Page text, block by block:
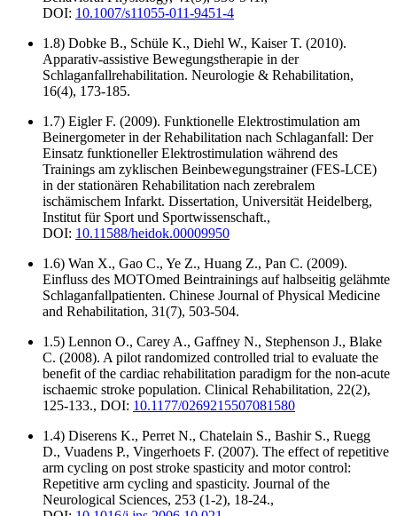
DOI: 10.1007/s11055-011-9451-4
1.8) Dobke B., Schüle K., Diehl W., Kaiser T. (2010).
Apparativ-assistive Bewegungstherapie in der
Schlaganfallrehabilitation. Neurologie & Rehabilitation,
16(4), 173-185.
1.7) Eigler F. (2009). Funktionelle Elektrostimulation am
Beinergometer in der Rehabilitation nach Schlaganfall: Der
Einsatz funktioneller Elektrostimulation während des
Trainings am zyklischen Beinbewegungstrainer (FES-LCE)
in der stationären Rehabilitation nach zerebralem
ischämischem Infarkt. Dissertation, Universität Heidelberg,
Institut für Sport und Sportwissenschaft.,
DOI: 10.11588/heidok.00009950
1.6) Wan X., Gao C., Ye Z., Huang Z., Pan C. (2009).
Einfluss des MOTOmed Beintrainings auf halbseitig gelähmte
Schlaganfallpatienten. Chinese Journal of Physical Medicine
and Rehabilitation, 31(7), 503-504.
1.5) Lennon O., Carey A., Gaffney N., Stephenson J., Blake
C. (2008). A pilot randomized controlled trial to evaluate the
benefit of the cardiac rehabilitation paradigm for the non-acute
ischaemic stroke population. Clinical Rehabilitation, 22(2),
125-133., DOI: 10.1177/0269215507081580
1.4) Diserens K., Perret N., Chatelain S., Bashir S., Ruegg
D., Vuadens P., Vingerhoets F. (2007). The effect of repetitive
arm cycling on post stroke spasticity and motor control:
Repetitive arm cycling and spasticity. Journal of the
Neurological Sciences, 253 (1-2), 18-24.,